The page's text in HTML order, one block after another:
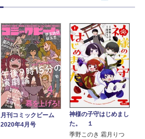
月刊コミックビーム
2020年4月号
神様の子守はじめまし
た。 １
季野このき 霜月りつ